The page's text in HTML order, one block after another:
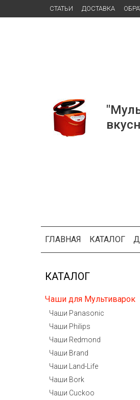
СТАТЬИ ДОСТАВКА
ГЛАВНАЯ КАТАЛОГ
КАТАЛОГ
Чаши для Мультиварок
Чаши Panasonic
Чаши Philips
Чаши Redmond
Чаши Brand
Чаши Land-Life
Чаши Bork
Чаши Cuckoo